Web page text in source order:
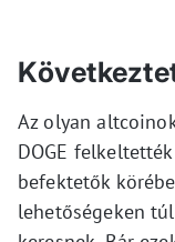
Az olyan
DOGE
befektetők
lehetőségeken